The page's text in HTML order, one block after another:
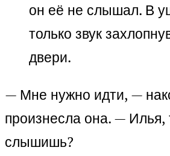
он её не слышал. В
только звук
двери.
— Мне нужно идти, —
произнесла она. —
слышишь?